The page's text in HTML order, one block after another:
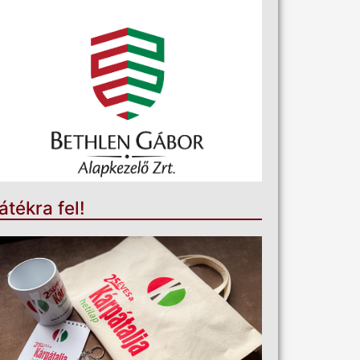
fel!